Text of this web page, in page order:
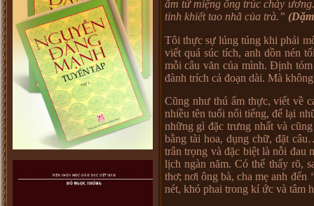
ấm từ miệng ống trúc cháy
tinh khiết tao nhã của trà.”
Tôi thực sự lúng túng khi phải
viết quá súc tích, anh dồn nén
mỗi câu văn của mình. Định
đành trích cả đoạn dài. Mà
Cũng như thú ẩm thực, viết về
nhiều tên tuổi nổi tiếng, để lại
những gì đặc trưng nhất và
bằng tài hoa, dụng chữ, đặt
trân trọng và đặc biệt là nỗi đau
lịch ngàn năm. Có thể thấy rõ,
thơ; nơi ông bà, cha mẹ anh đến
nét, khó phai trong kí ức và tâm